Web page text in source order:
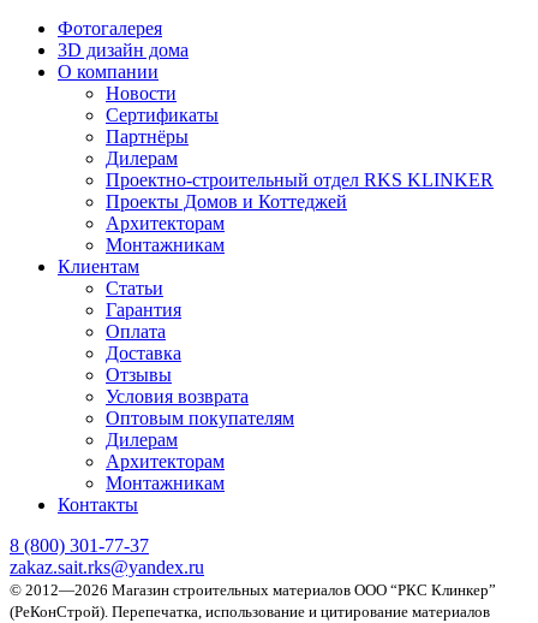
Фотогалерея
3D дизайн дома
О компании
Новости
Сертификаты
Партнёры
Дилерам
Проектно-строительный отдел RKS KLINKER
Проекты Домов и Коттеджей
Архитекторам
Монтажникам
Клиентам
Статьи
Гарантия
Оплата
Доставка
Отзывы
Условия возврата
Оптовым покупателям
Дилерам
Архитекторам
Монтажникам
Контакты
8 (800) 301-77-37
zakaz.sait.rks@yandex.ru
© 2012—2026 Магазин строительных материалов ООО “РКС Клинкер”
(РеКонСтрой). Перепечатка, использование и цитирование материалов